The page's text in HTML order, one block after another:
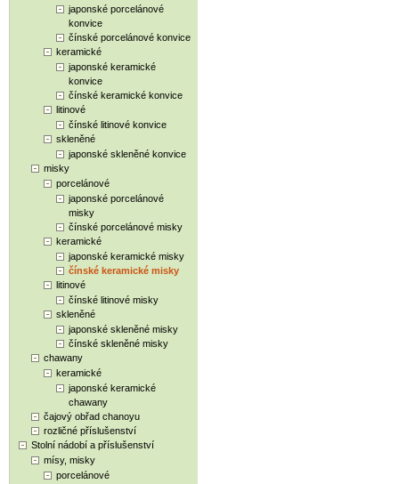
japonské porcelánové
konvice
čínské porcelánové konvice
keramické
japonské keramické
konvice
čínské keramické konvice
litinové
čínské litinové konvice
skleněné
japonské skleněné konvice
misky
porcelánové
japonské porcelánové
misky
čínské porcelánové misky
keramické
japonské keramické misky
čínské keramické misky
litinové
čínské litinové misky
skleněné
japonské skleněné misky
čínské skleněné misky
chawany
keramické
japonské keramické
chawany
čajový obřad chanoyu
rozličné příslušenství
Stolní nádobí a příslušenství
mísy, misky
porcelánové